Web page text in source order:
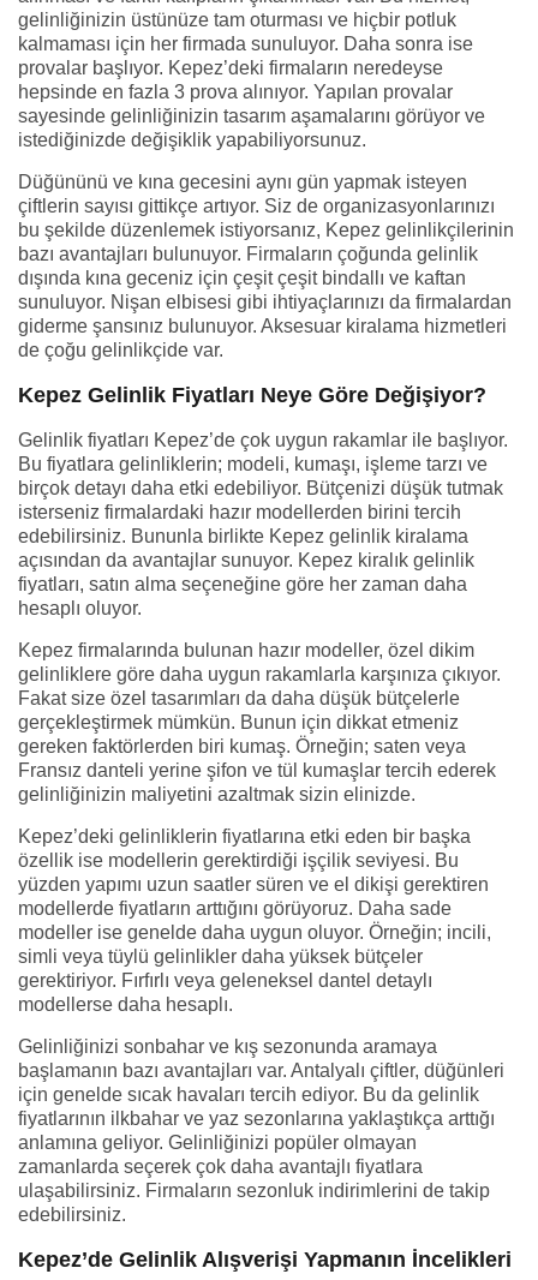
gelinliğinizin üstünüze tam oturması ve hiçbir potluk
kalmaması için her firmada sunuluyor. Daha sonra ise
provalar başlıyor. Kepez’deki firmaların neredeyse
hepsinde en fazla 3 prova alınıyor. Yapılan provalar
sayesinde gelinliğinizin tasarım aşamalarını görüyor ve
istediğinizde değişiklik yapabiliyorsunuz.
Düğününü ve kına gecesini aynı gün yapmak isteyen
çiftlerin sayısı gittikçe artıyor. Siz de organizasyonlarınızı
bu şekilde düzenlemek istiyorsanız, Kepez gelinlikçilerinin
bazı avantajları bulunuyor. Firmaların çoğunda gelinlik
dışında kına geceniz için çeşit çeşit bindallı ve kaftan
sunuluyor. Nişan elbisesi gibi ihtiyaçlarınızı da firmalardan
giderme şansınız bulunuyor. Aksesuar kiralama hizmetleri
de çoğu gelinlikçide var.
Kepez Gelinlik Fiyatları Neye Göre Değişiyor?
Gelinlik fiyatları Kepez’de çok uygun rakamlar ile başlıyor.
Bu fiyatlara gelinliklerin; modeli, kumaşı, işleme tarzı ve
birçok detayı daha etki edebiliyor. Bütçenizi düşük tutmak
isterseniz firmalardaki hazır modellerden birini tercih
edebilirsiniz. Bununla birlikte Kepez gelinlik kiralama
açısından da avantajlar sunuyor. Kepez kiralık gelinlik
fiyatları, satın alma seçeneğine göre her zaman daha
hesaplı oluyor.
Kepez firmalarında bulunan hazır modeller, özel dikim
gelinliklere göre daha uygun rakamlarla karşınıza çıkıyor.
Fakat size özel tasarımları da daha düşük bütçelerle
gerçekleştirmek mümkün. Bunun için dikkat etmeniz
gereken faktörlerden biri kumaş. Örneğin; saten veya
Fransız danteli yerine şifon ve tül kumaşlar tercih ederek
gelinliğinizin maliyetini azaltmak sizin elinizde.
Kepez’deki gelinliklerin fiyatlarına etki eden bir başka
özellik ise modellerin gerektirdiği işçilik seviyesi. Bu
yüzden yapımı uzun saatler süren ve el dikişi gerektiren
modellerde fiyatların arttığını görüyoruz. Daha sade
modeller ise genelde daha uygun oluyor. Örneğin; incili,
simli veya tüylü gelinlikler daha yüksek bütçeler
gerektiriyor. Fırfırlı veya geleneksel dantel detaylı
modellerse daha hesaplı.
Gelinliğinizi sonbahar ve kış sezonunda aramaya
başlamanın bazı avantajları var. Antalyalı çiftler, düğünleri
için genelde sıcak havaları tercih ediyor. Bu da gelinlik
fiyatlarının ilkbahar ve yaz sezonlarına yaklaştıkça arttığı
anlamına geliyor. Gelinliğinizi popüler olmayan
zamanlarda seçerek çok daha avantajlı fiyatlara
ulaşabilirsiniz. Firmaların sezonluk indirimlerini de takip
edebilirsiniz.
Kepez’de Gelinlik Alışverişi Yapmanın İncelikleri